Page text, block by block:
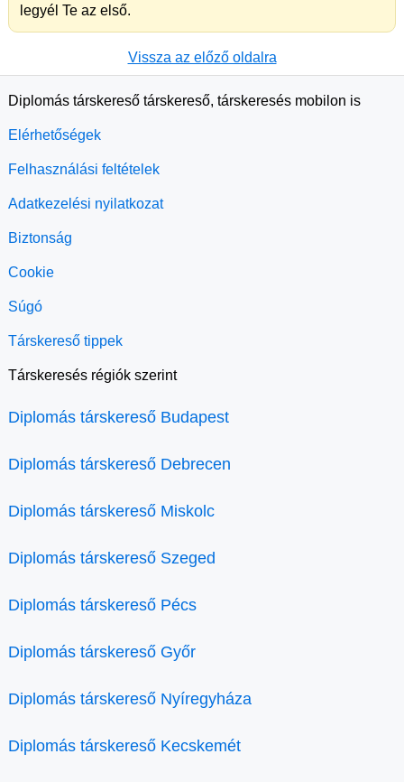
legyél Te az első.
Vissza az előző oldalra
Diplomás társkereső társkereső, társkeresés mobilon is
Elérhetőségek
Felhasználási feltételek
Adatkezelési nyilatkozat
Biztonság
Cookie
Súgó
Társkereső tippek
Társkeresés régiók szerint
Diplomás társkereső Budapest
Diplomás társkereső Debrecen
Diplomás társkereső Miskolc
Diplomás társkereső Szeged
Diplomás társkereső Pécs
Diplomás társkereső Győr
Diplomás társkereső Nyíregyháza
Diplomás társkereső Kecskemét